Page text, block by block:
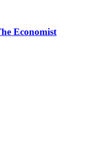
Economist